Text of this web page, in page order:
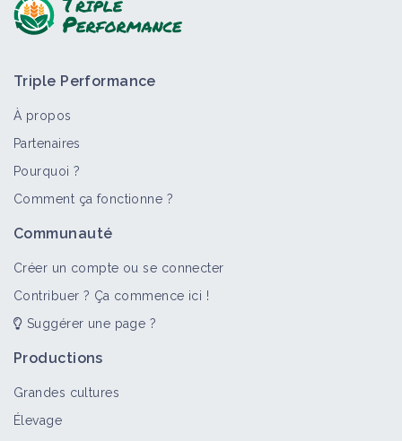
Pulvérisateur à panneaux
Triple Performance
À propos
Partenaires
Pourquoi ?
Comment ça fonctionne ?
Communauté
Créer un compte ou se connecter
Contribuer ? Ça commence ici !
Suggérer une page ?
Productions
Grandes cultures
Élevage